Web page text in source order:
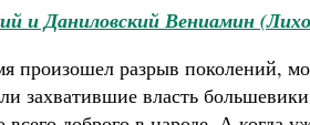
и Даниловский Вениамин
произошел разрыв поколений,
захватившие власть